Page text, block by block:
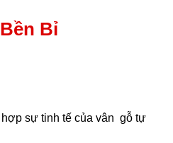
Bỉ
sự tinh tế của vân gỗ tự